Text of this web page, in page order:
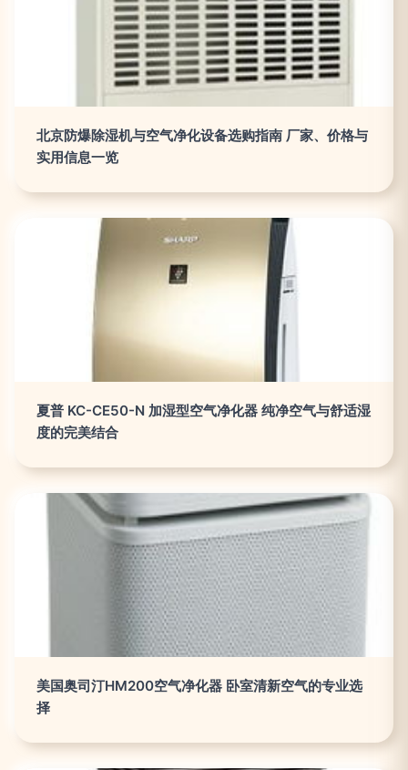
北京防爆除湿机与空气净化设备选购指南 厂家、价格与
实用信息一览
夏普 KC-CE50-N 加湿型空气净化器 纯净空气与舒适湿
度的完美结合
美国奥司汀HM200空气净化器 卧室清新空气的专业选
择